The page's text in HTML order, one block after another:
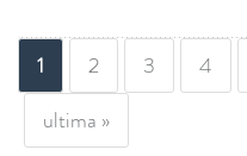
PAGINE
1 2 3 4
ultima »